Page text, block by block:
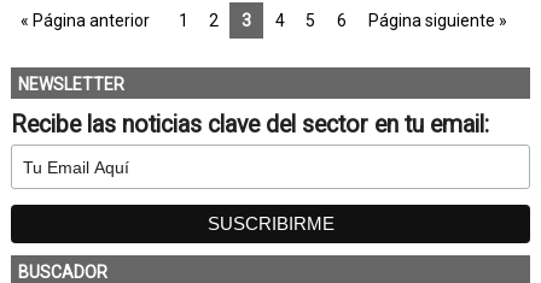
« Página anterior 1 2 3 4 5 6 Página siguiente »
NEWSLETTER
Recibe las noticias clave del sector en tu email:
BUSCADOR